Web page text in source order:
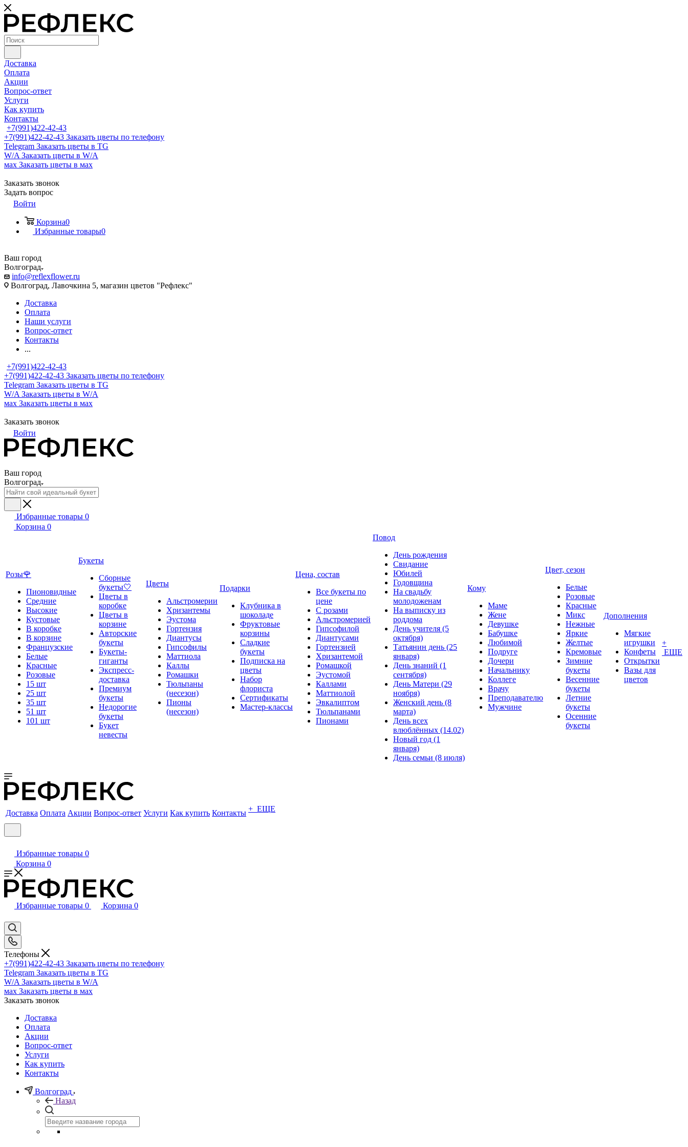
Доставка
Оплата
Акции
Вопрос-ответ
Услуги
Как купить
Контакты
+7(991)422-42-43
+7(991)422-42-43 Заказать цветы по телефону
Telegram Заказать цветы в TG
W/A Заказать цветы в W/A
мах Заказать цветы в мах
Заказать звонок
Задать вопрос
Войти
Корзина0
Избранные товары0
Ваш город
Волгоград
info@reflexflower.ru
Волгоград, Лавочкина 5, магазин цветов "Рефлекс"
Доставка
Оплата
Наши услуги
Вопрос-ответ
Контакты
...
+7(991)422-42-43
+7(991)422-42-43 Заказать цветы по телефону
Telegram Заказать цветы в TG
W/A Заказать цветы в W/A
мах Заказать цветы в мах
Заказать звонок
Войти
Ваш город
Волгоград
Избранные товары 0
Корзина 0
Розы🌹
Пионовидные
Средние
Высокие
Кустовые
В коробке
В корзине
Французские
Белые
Красные
Розовые
15 шт
25 шт
35 шт
51 шт
101 шт
Букеты
Сборные
букеты🤍
Цветы в
коробке
Цветы в
корзине
Авторские
букеты
Букеты-
гиганты
Экспресс-
доставка
Премиум
букеты
Недорогие
букеты
Букет
невесты
Цветы
Альстромерии
Хризантемы
Эустома
Гортензия
Диантусы
Гипсофилы
Маттиола
Каллы
Ромашки
Тюльпаны
(несезон)
Пионы
(несезон)
Подарки
Клубника в
шоколаде
Фруктовые
корзины
Сладкие
букеты
Подписка на
цветы
Набор
флориста
Сертификаты
Мастер-классы
Цена, состав
Все букеты по
цене
С розами
Альстромерией
Гипсофилой
Диантусами
Гортензией
Хризантемой
Ромашкой
Эустомой
Каллами
Маттиолой
Эвкалиптом
Тюльпанами
Пионами
Повод
День рождения
Свидание
Юбилей
Годовщина
На свадьбу
молодоженам
На выписку из
роддома
День учителя (5
октября)
Татьянин день (25
января)
День знаний (1
сентября)
День Матери (29
ноября)
Женский день (8
марта)
День всех
влюблённых (14.02)
Новый год (1
января)
День семьи (8 июля)
Кому
Маме
Жене
Девушке
Бабушке
Любимой
Подруге
Дочери
Начальнику
Коллеге
Врачу
Преподавателю
Мужчине
Цвет, сезон
Белые
Розовые
Красные
Микс
Нежные
Яркие
Желтые
Кремовые
Зимние
букеты
Весенние
букеты
Летние
букеты
Осенние
букеты
Дополнения
Мягкие
игрушки
Конфеты
Открытки
Вазы для
цветов
+
ЕЩЕ
Доставка Оплата Акции Вопрос-ответ Услуги Как купить Контакты + ЕЩЕ
Избранные товары 0
Корзина 0
Избранные товары 0 Корзина 0
Телефоны
+7(991)422-42-43 Заказать цветы по телефону
Telegram Заказать цветы в TG
W/A Заказать цветы в W/A
мах Заказать цветы в мах
Заказать звонок
Доставка
Оплата
Акции
Вопрос-ответ
Услуги
Как купить
Контакты
Волгоград
Назад